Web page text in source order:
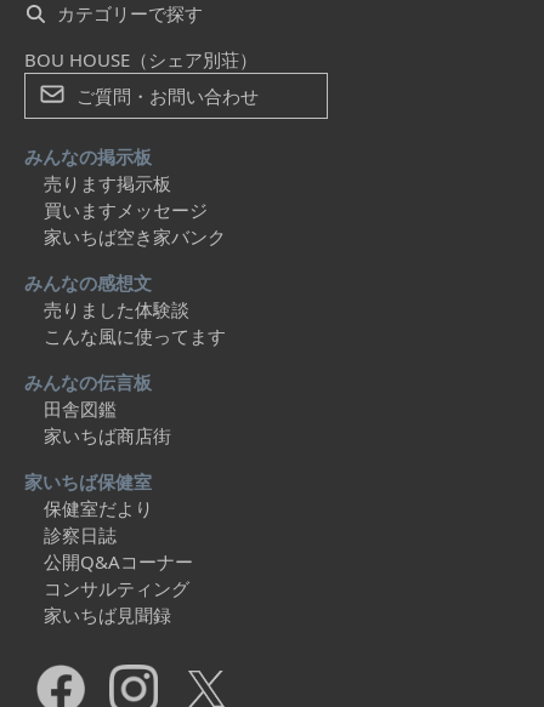
カテゴリーで探す
BOU HOUSE（シェア別荘）
ご質問・お問い合わせ
みんなの掲示板
売ります掲示板
買いますメッセージ
家いちば空き家バンク
みんなの感想文
売りました体験談
こんな風に使ってます
みんなの伝言板
田舎図鑑
家いちば商店街
家いちば保健室
保健室だより
診察日誌
公開Q&Aコーナー
コンサルティング
家いちば見聞録